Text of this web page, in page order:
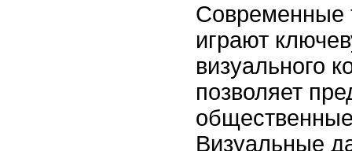
Современные
играют
визуального
позволяет
Визуальные